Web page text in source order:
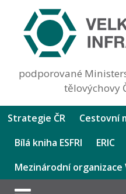
podporované
tělovýchovy
Strategie ČR Cestovní
Bílá kniha ESFRI
ERIC
Mezinárodní organizace